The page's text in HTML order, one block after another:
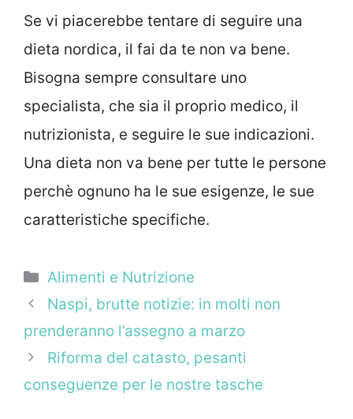
Se vi piacerebbe tentare di seguire una
dieta nordica, il fai da te non va bene.
Bisogna sempre consultare uno
specialista, che sia il proprio medico, il
nutrizionista, e seguire le sue indicazioni.
Una dieta non va bene per tutte le persone
perchè ognuno ha le sue esigenze, le sue
caratteristiche specifiche.
Categorie
Alimenti e Nutrizione
Naspi, brutte notizie: in molti non
prenderanno l’assegno a marzo
Riforma del catasto, pesanti
conseguenze per le nostre tasche